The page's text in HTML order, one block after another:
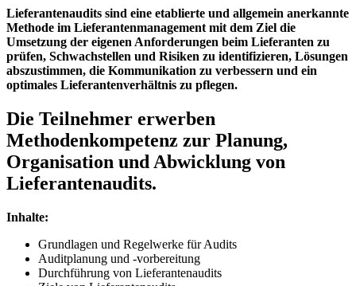
Lieferantenaudits sind eine etablierte und allgemein anerkannte
Methode im Lieferantenmanagement mit dem Ziel die
Umsetzung der eigenen Anforderungen beim Lieferanten zu
prüfen, Schwachstellen und Risiken zu identifizieren, Lösungen
abszustimmen, die Kommunikation zu verbessern und ein
optimales Lieferantenverhältnis zu pflegen.
Die Teilnehmer erwerben
Methodenkompetenz zur Planung,
Organisation und Abwicklung von
Lieferantenaudits.
Inhalte:
Grundlagen und Regelwerke für Audits
Auditplanung und -vorbereitung
Durchführung von Lieferantenaudits